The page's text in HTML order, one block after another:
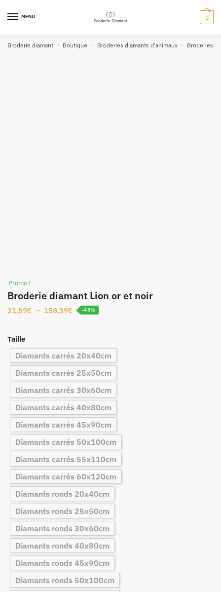
MENU 0
Broderie diamant » Boutique Broderies diamants d'animaux » Broderies
Promo !
Broderie diamant Lion or et noir
21,59€ – 158,39€ -43%
Taille
Diamants carrés 20x40cm
Diamants carrés 25x50cm
Diamants carrés 30x60cm
Diamants carrés 40x80cm
Diamants carrés 45x90cm
Diamants carrés 50x100cm
Diamants carrés 55x110cm
Diamants carrés 60x120cm
Diamants ronds 20x40cm
Diamants ronds 25x50cm
Diamants ronds 30x60cm
Diamants ronds 40x80cm
Diamants ronds 45x90cm
Diamants ronds 50x100cm